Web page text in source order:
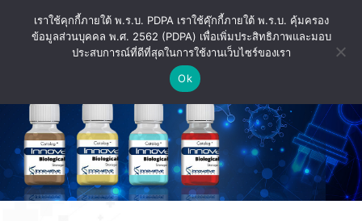
เราใช้คุกกี้ภายใต้ พ.ร.บ. PDPA เราใช้คุ๊กกี้ภายใต้ พ.ร.บ. คุ้มครอง
ข้อมูลส่วนบุคคล พ.ศ. 2562 (PDPA) เพื่อเพิ่มประสิทธิภาพและมอบ
ประสบการณ์ที่ดีที่สุดในการใช้งานเว็บไซร์ของเรา
Ok